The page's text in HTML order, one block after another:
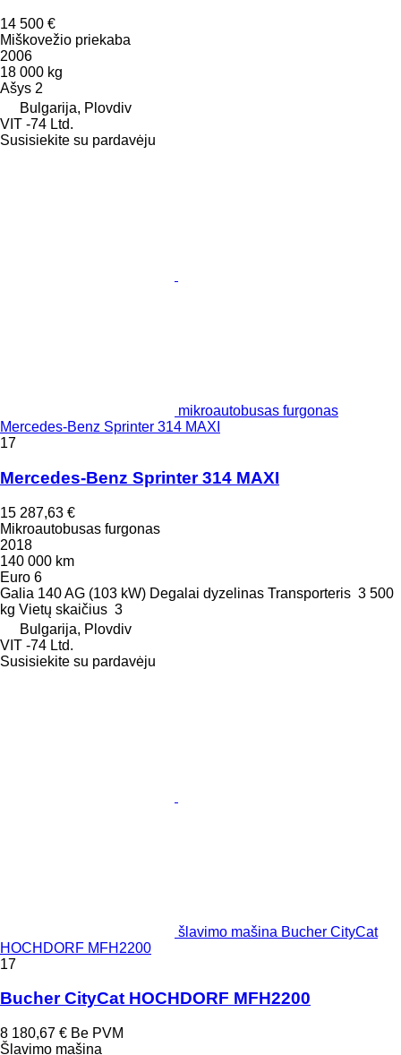
14 500 €
Miškovežio priekaba
2006
18 000 kg
Ašys 2
Bulgarija, Plovdiv
VIT -74 Ltd.
Susisiekite su pardavėju
mikroautobusas furgonas
Mercedes-Benz Sprinter 314 MAXI
17
Mercedes-Benz Sprinter 314 MAXI
15 287,63 €
Mikroautobusas furgonas
2018
140 000 km
Euro 6
Galia 140 AG (103 kW) Degalai dyzelinas Transporteris 3 500
kg Vietų skaičius 3
Bulgarija, Plovdiv
VIT -74 Ltd.
Susisiekite su pardavėju
šlavimo mašina Bucher CityCat
HOCHDORF MFH2200
17
Bucher CityCat HOCHDORF MFH2200
8 180,67 € Be PVM
Šlavimo mašina